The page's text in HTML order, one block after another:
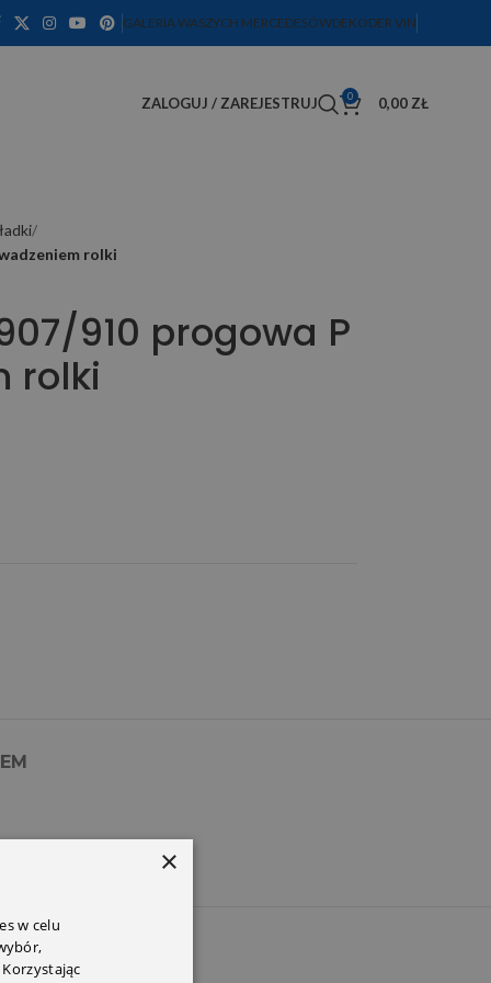
GALERIA WASZYCH MERCEDESÓWDEKODER VIN
ZALOGUJ / ZAREJESTRUJ 0 0,00 ZŁ
rolki
910 progowa P
rolki
×
w celu